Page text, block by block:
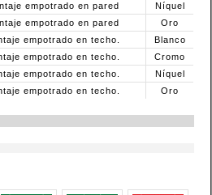
empotrado en pared
Níquel
empotrado en pared
Oro
empotrado en techo.
Blanco
empotrado en techo.
Cromo
empotrado en techo.
Níquel
empotrado en techo. Oro